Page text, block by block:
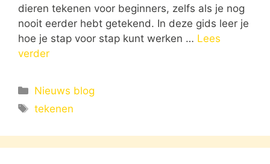
dieren tekenen voor beginners, zelfs als je nog
nooit eerder hebt getekend. In deze gids leer je
hoe je stap voor stap kunt werken … Lees
verder
Categorieën
Nieuws blog
Tags
tekenen